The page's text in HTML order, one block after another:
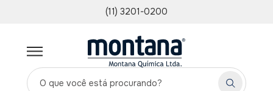
(11) 3201-0200